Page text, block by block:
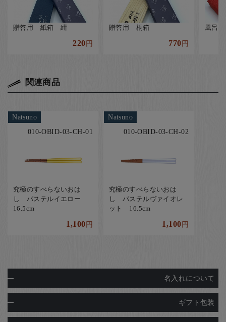
贈答用 紙箱 紺
220円
贈答用 桐箱
770円
風呂
関連商品
Natsuno
010-OBID-03-CH-01
究極のすべらないおは
し パステルイエロー
16.5cm
1,100円
Natsuno
010-OBID-03-CH-02
究極のすべらないおは
し パステルヴァイオレ
ット 16.5cm
1,100円
名入れについて
ギフト包装